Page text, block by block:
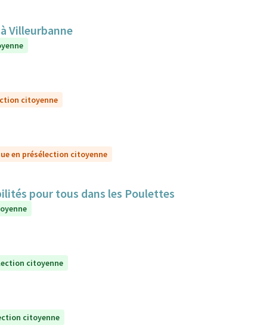
Villeurbanne
citoyenne
en présélection citoyenne
pour tous dans les Poulettes
citoyenne
citoyenne